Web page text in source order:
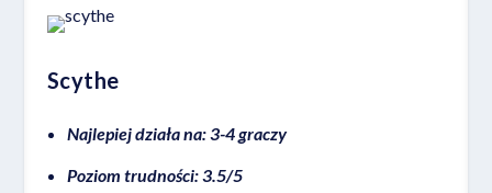
Scythe
Najlepiej działa na: 3-4 graczy
Poziom trudności: 3.5/5